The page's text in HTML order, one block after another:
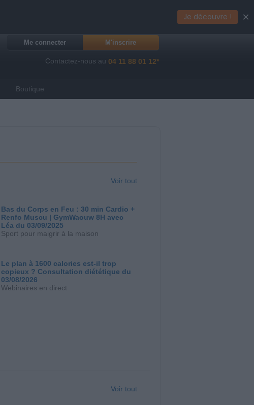
Me connecter M'inscrire
Contactez-nous au 04 11 88 01 12*
Boutique
Voir tout
Bas du Corps en Feu : 30 min Cardio +
Renfo Muscu | GymWaouw 8H avec
Léa du 03/09/2025
Sport pour maigrir à la maison
Le plan à 1600 calories est-il trop
copieux ? Consultation diététique du
03/08/2026
Webinaires en direct
Voir tout
Je découvre ! ×